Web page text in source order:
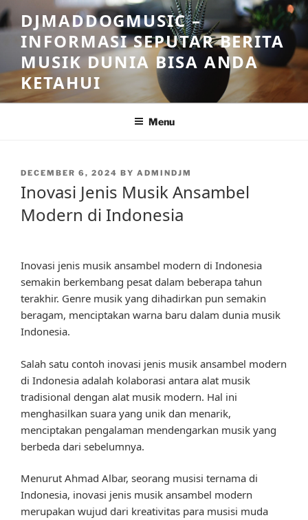
Skip
to
content
DJMADDOGMUSIC –
INFORMASI SEPUTAR BERITA
MUSIK DUNIA BISA ANDA
KETAHUI
Menu
POSTED
DECEMBER 6, 2024 BY ADMINDJM
Inovasi Jenis Musik Ansambel
Modern di Indonesia
Inovasi jenis musik ansambel modern di Indonesia
semakin berkembang pesat dalam beberapa tahun
terakhir. Genre musik yang dihadirkan pun semakin
beragam, menciptakan warna baru dalam dunia musik
Indonesia.
Salah satu contoh inovasi jenis musik ansambel modern
di Indonesia adalah kolaborasi antara alat musik
tradisional dengan alat musik modern. Hal ini
menghasilkan suara yang unik dan menarik,
menciptakan pengalaman mendengarkan musik yang
berbeda dari sebelumnya.
Menurut Ahmad Albar, seorang musisi ternama di
Indonesia, inovasi jenis musik ansambel modern
merupakan wujud dari kreativitas para musisi muda